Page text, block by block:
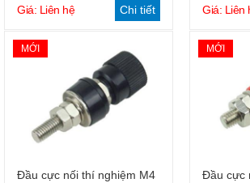
Giá: Liên hệ Chi tiết Giá: Liên
MỚI
Đầu cực nối thí nghiệm M4
MỚI
Đầu cực